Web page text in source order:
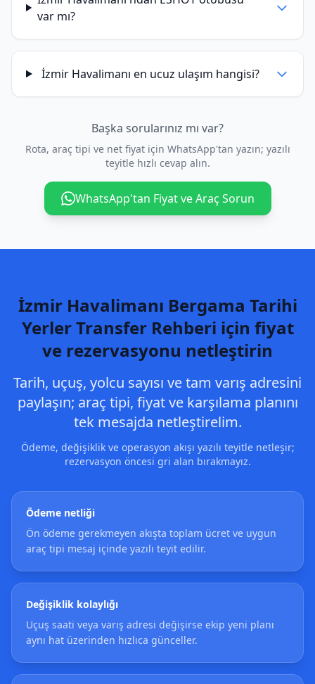
var mı?
İzmir Havalimanı en ucuz ulaşım hangisi?
Başka sorularınız mı var?
Rota, araç tipi ve net fiyat için WhatsApp'tan yazın; yazılı
teyitle hızlı cevap alın.
WhatsApp'tan Fiyat ve Araç Sorun
İzmir Havalimanı Bergama Tarihi
Yerler Transfer Rehberi için fiyat
ve rezervasyonu netleştirin
Tarih, uçuş, yolcu sayısı ve tam varış adresini
paylaşın; araç tipi, fiyat ve karşılama planını
tek mesajda netleştirelim.
Ödeme, değişiklik ve operasyon akışı yazılı teyitle netleşir;
rezervasyon öncesi gri alan bırakmayız.
Ödeme netliği
Ön ödeme gerekmeyen akışta toplam ücret ve uygun
araç tipi mesaj içinde yazılı teyit edilir.
Değişiklik kolaylığı
Uçuş saati veya varış adresi değişirse ekip yeni planı
aynı hat üzerinden hızlıca günceller.